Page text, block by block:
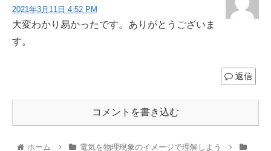
2021年3月11日 4:52 PM
大変わかり易かったです。ありがとうございま
す。
返信
コメントを書き込む
ホーム 電気を物理現象のイメージで理解しよう